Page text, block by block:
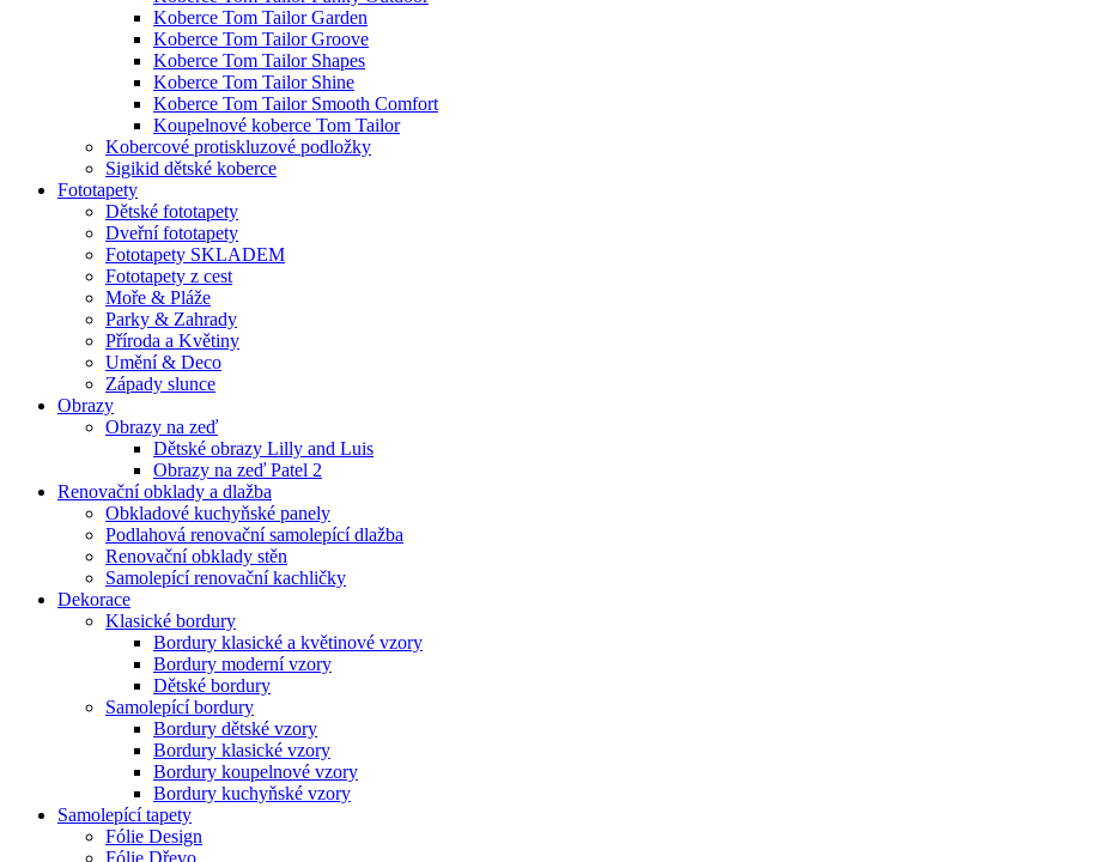
Koberce Tom Tailor Garden
Koberce Tom Tailor Groove
Koberce Tom Tailor Shapes
Koberce Tom Tailor Shine
Koberce Tom Tailor Smooth Comfort
Koupelnové koberce Tom Tailor
Kobercové protiskluzové podložky
Sigikid dětské koberce
Fototapety
Dětské fototapety
Dveřní fototapety
Fototapety SKLADEM
Fototapety z cest
Moře & Pláže
Parky & Zahrady
Příroda a Květiny
Umění & Deco
Západy slunce
Obrazy
Obrazy na zeď
Dětské obrazy Lilly and Luis
Obrazy na zeď Patel 2
Renovační obklady a dlažba
Obkladové kuchyňské panely
Podlahová renovační samolepící dlažba
Renovační obklady stěn
Samolepící renovační kachličky
Dekorace
Klasické bordury
Bordury klasické a květinové vzory
Bordury moderní vzory
Dětské bordury
Samolepící bordury
Bordury dětské vzory
Bordury klasické vzory
Bordury koupelnové vzory
Bordury kuchyňské vzory
Samolepící tapety
Fólie Design
Fólie Dřevo